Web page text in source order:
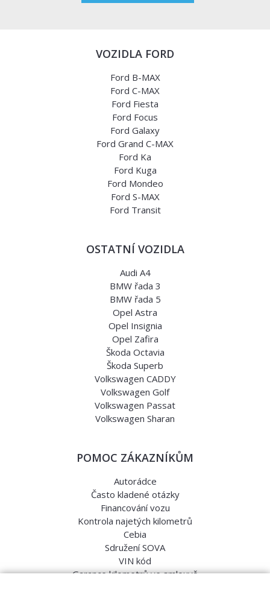
VOZIDLA FORD
Ford B-MAX
Ford C-MAX
Ford Fiesta
Ford Focus
Ford Galaxy
Ford Grand C-MAX
Ford Ka
Ford Kuga
Ford Mondeo
Ford S-MAX
Ford Transit
OSTATNÍ VOZIDLA
Audi A4
BMW řada 3
BMW řada 5
Opel Astra
Opel Insignia
Opel Zafira
Škoda Octavia
Škoda Superb
Volkswagen CADDY
Volkswagen Golf
Volkswagen Passat
Volkswagen Sharan
POMOC ZÁKAZNÍKŮM
Autorádce
Často kladené otázky
Financování vozu
Kontrola najetých kilometrů
Cebia
Sdružení SOVA
VIN kód
Garance kilometrů ve smlouvě